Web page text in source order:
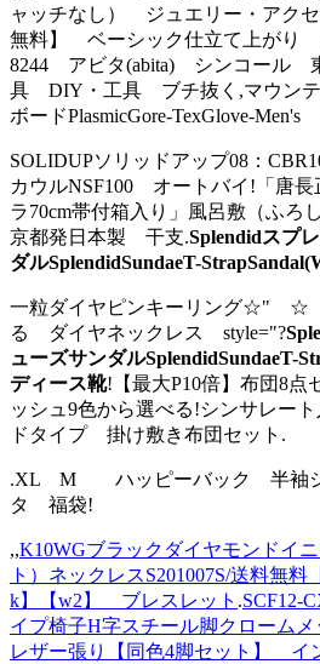
ャッチなし） ジュエリー・アク
無料】 ベーシック仕立て上がり
8244 アビタ(abita) シンコール
具 DIY・工具 ブチ抜く,マウンテ
ボードPlasmicGore-TexGlove-
SOLIDUPソリッドアップ08：
カウルNSF100 オートバイ!「唐長
ラ70cm帯付箱入り」風呂敷（ふろ
京都発日本製 干支.Splendidスプ
ダルSplendidSundaeT-
一粒ダイヤピンキーリング☆" ☆
る ダイヤネックレス style="?
ューズサンダルSplendidSundaeT-
ディース靴!【最大P10倍】布団8点
ッシュ9色から選べる!シンサレー
ドタイプ 掛け敷き布団セット.
.XL M ハッピーバック 半袖
タ 福袋!
,,K10WGブラックダイヤモンドイ
ト）ネックレスS201007S/送料無料
k】【w2】 ブレスレット .SCF12-
イプ椅子H字スチール脚クローム
レザー張り【同色4脚セット】 イ